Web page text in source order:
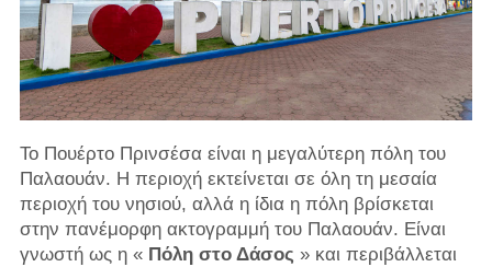
Το Πουέρτο Πρινσέσα είναι η μεγαλύτερη πόλη του
Παλαουάν. Η περιοχή εκτείνεται σε όλη τη μεσαία
περιοχή του νησιού, αλλά η ίδια η πόλη βρίσκεται
στην πανέμορφη ακτογραμμή του Παλαουάν. Είναι
γνωστή ως η « Πόλη στο Δάσος » και περιβάλλεται